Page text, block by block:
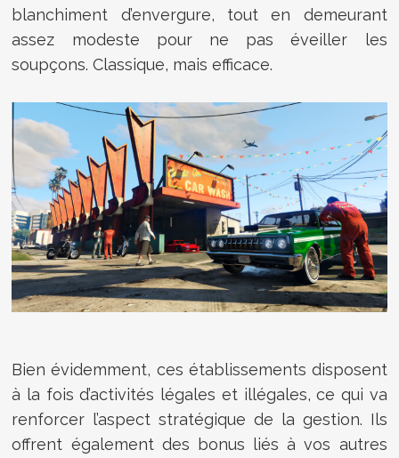
blanchiment d’envergure, tout en demeurant
assez modeste pour ne pas éveiller les
soupçons. Classique, mais efficace.
Bien évidemment, ces établissements disposent
à la fois d’activités légales et illégales, ce qui va
renforcer l’aspect stratégique de la gestion. Ils
offrent également des bonus liés à vos autres